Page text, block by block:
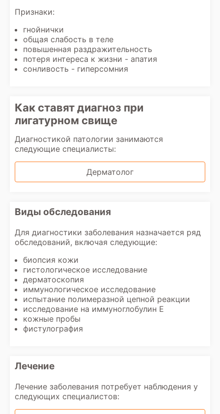
Признаки:
гнойнички
общая слабость в теле
повышенная раздражительность
потеря интереса к жизни - апатия
сонливость - гиперсомния
Как ставят диагноз при
лигатурном свище
Диагностикой патологии занимаются
следующие специалисты:
Дерматолог
Виды обследования
Для диагностики заболевания назначается ряд
обследований, включая следующие:
биопсия кожи
гистологическое исследование
дерматоскопия
иммунологическое исследование
испытание полимеразной цепной реакции
исследование на иммуноглобулин Е
кожные пробы
фистулография
Лечение
Лечение заболевания потребует наблюдения у
следующих специалистов: